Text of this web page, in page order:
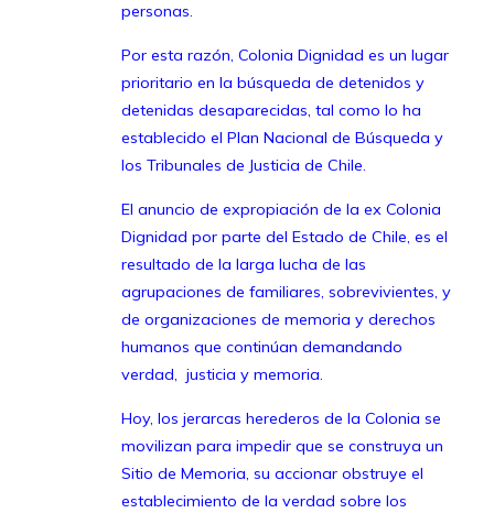
personas.
Por esta razón, Colonia Dignidad es un lugar
prioritario en la búsqueda de detenidos y
detenidas desaparecidas, tal como lo ha
establecido el Plan Nacional de Búsqueda y
los Tribunales de Justicia de Chile.
El anuncio de expropiación de la ex Colonia
Dignidad por parte del Estado de Chile, es el
resultado de la larga lucha de las
agrupaciones de familiares, sobrevivientes, y
de organizaciones de memoria y derechos
humanos que continúan demandando
verdad, justicia y memoria.
Hoy, los jerarcas herederos de la Colonia se
movilizan para impedir que se construya un
Sitio de Memoria, su accionar obstruye el
establecimiento de la verdad sobre los